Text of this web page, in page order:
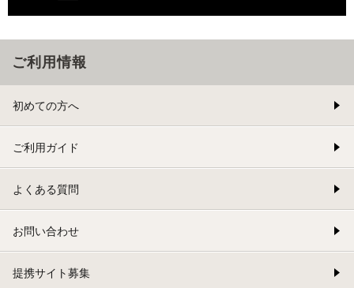
ご利用情報
初めての方へ
ご利用ガイド
よくある質問
お問い合わせ
提携サイト募集